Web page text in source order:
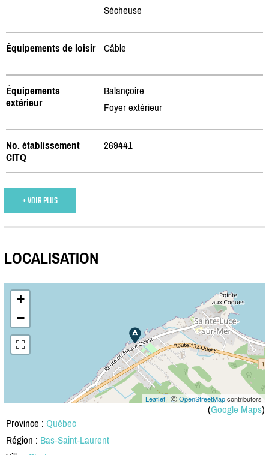
Sécheuse
Équipements de loisir Câble
Équipements
extérieur
Balançoire
Foyer extérieur
No. établissement
CITQ
269441
+ VOIR PLUS
LOCALISATION
+
−
Leaflet| ⒸOpenStreetMapcontributors
(Google Maps)
Province : Québec
Région : Bas-Saint-Laurent